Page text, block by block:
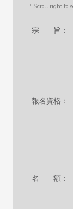
宗 旨：
報名資格：
名 額：